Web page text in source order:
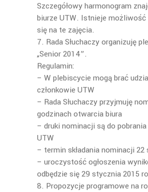
Szczegółowy harmonogram
biurze UTW. Istnieje możliwość
się na te zajęcia.
7. Rada Słuchaczy organizuję
„Senior 2014”.
Regulamin:
– W plebiscycie mogą brać
członkowie UTW
– Rada Słuchaczy przyjmuję
godzinach otwarcia biura
– druki nominacji są do
UTW
– termin składania nominacji
– uroczystość ogłoszenia
odbędzie się 29 stycznia 2015
8. Propozycje programowe na